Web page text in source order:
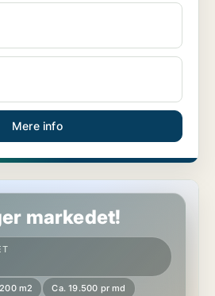
Mere info
markedet!
m2 Ca. 19.500 pr md